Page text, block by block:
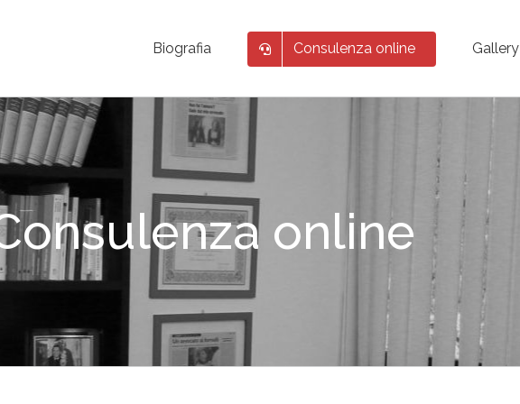
Biografia Consulenza online Gallery
online